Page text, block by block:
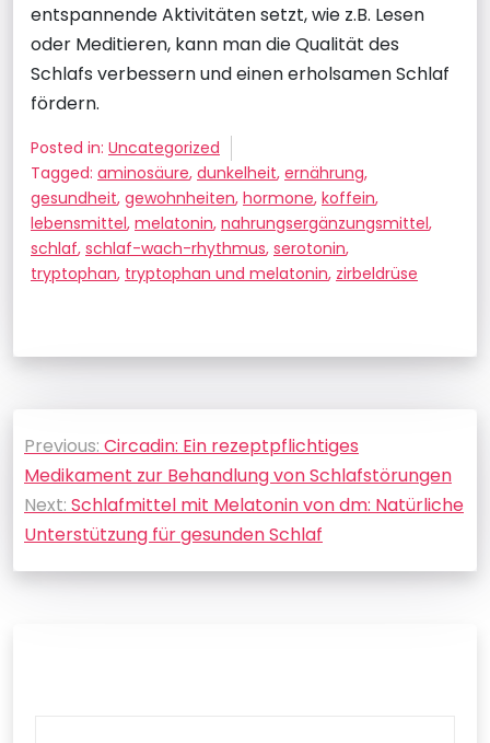
entspannende Aktivitäten setzt, wie z.B. Lesen
oder Meditieren, kann man die Qualität des
Schlafs verbessern und einen erholsamen Schlaf
fördern.
Posted in: Uncategorized
Tagged: aminosäure, dunkelheit, ernährung,
gesundheit, gewohnheiten, hormone, koffein,
lebensmittel, melatonin, nahrungsergänzungsmittel,
schlaf, schlaf-wach-rhythmus, serotonin,
tryptophan, tryptophan und melatonin, zirbeldrüse
Beitragsnavigation
Previous: Circadin: Ein rezeptpflichtiges
Medikament zur Behandlung von Schlafstörungen
Next: Schlafmittel mit Melatonin von dm: Natürliche
Unterstützung für gesunden Schlaf